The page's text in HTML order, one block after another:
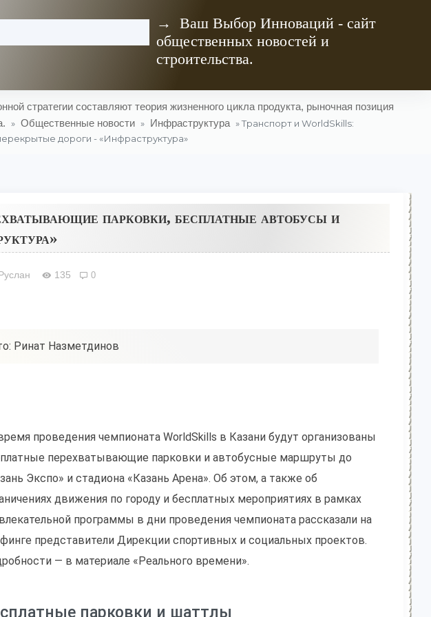
→ Ваш Выбор Инноваций - сайт
общественных новостей и
строительства.
стратегии составляют теория жизненного цикла продукта, рыночная позиция
» Общественные новости » Инфраструктура » Транспорт и WorldSkills:
дороги - «Инфраструктура»
парковки, бесплатные автобусы и
135 0
Ринат Назметдинов
проведения чемпионата WorldSkills в Казани будут организованы
перехватывающие парковки и автобусные маршруты до
Экспо» и стадиона «Казань Арена». Об этом, а также об
движения по городу и бесплатных мероприятиях в рамках
программы в дни проведения чемпионата рассказали на
представители Дирекции спортивных и социальных проектов.
— в материале «Реального времени».
парковки и шаттлы